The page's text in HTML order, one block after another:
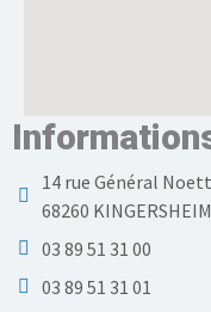
14 rue Général
68260 KINGERSHEIM
03 89 51 31 00
03 89 51 31 01